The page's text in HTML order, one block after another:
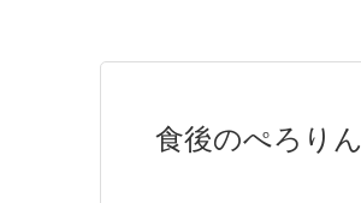
食後のぺろりん